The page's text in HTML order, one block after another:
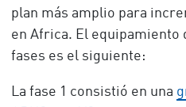
plan más amplio para
en Africa. El equipamiento
fases es el siguiente:
La fase 1 consistió en una